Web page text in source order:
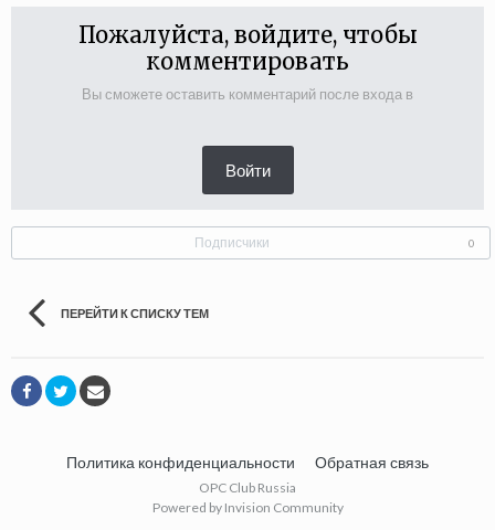
Пожалуйста, войдите, чтобы
комментировать
Вы сможете оставить комментарий после входа в
Войти
Подписчики 0
ПЕРЕЙТИ К СПИСКУ ТЕМ
Политика конфиденциальности Обратная связь
OPC Club Russia
Powered by Invision Community